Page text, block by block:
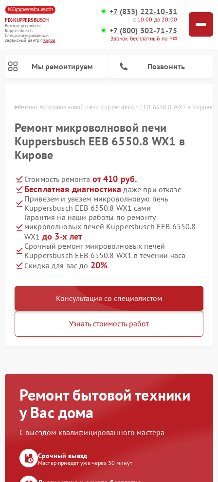
FIX-KUPPERSBUSCH
Ремонт устройств
Kuppersbusch
Специализированный
cервисный центр г.Киров
+7 (833) 222-10-31
с 10:00 до 20:00
+7 (800) 302-71-75
Звонок бесплатный по РФ
Мы ремонтируем Позвонить
Ремонт микроволновой печи Kuppersbusch EEB 6550.8 WX1 в Кирове
Ремонт микроволновой печи
Kuppersbusch EEB 6550.8 WX1 в
Кирове
Стоимость ремонта от 410 руб.
Бесплатная диагностика даже при отказе
Привезем и увезем микроволновую печь
Kuppersbusch EEB 6550.8 WX1 сами
Гарантия на наши работы по ремонту
микроволновых печей Kuppersbusch EEB 6550.8
WX1 до 3-х лет
Срочный ремонт микроволновых печей
Kuppersbusch EEB 6550.8 WX1 в течении часа
Скидка для вас до 20%
Консультация со специалистом
Узнать стоимость работ
Ремонт бытовой техники
у Вас дома
С выездом квалифицированного мастера
Срочный выезд
Мастер приедет уже через 30 минут